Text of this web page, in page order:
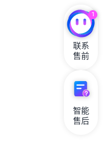
1
联系
售前
智能
售后